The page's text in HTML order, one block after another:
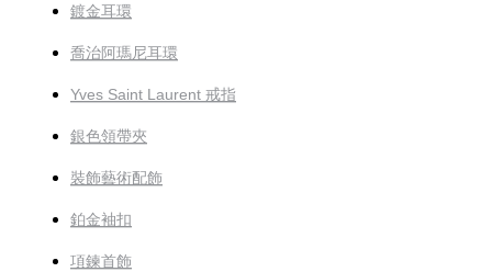
鍍金耳環
喬治阿瑪尼耳環
Yves Saint Laurent 戒指
銀色領帶夾
裝飾藝術配飾
鉑金袖扣
項鍊首飾